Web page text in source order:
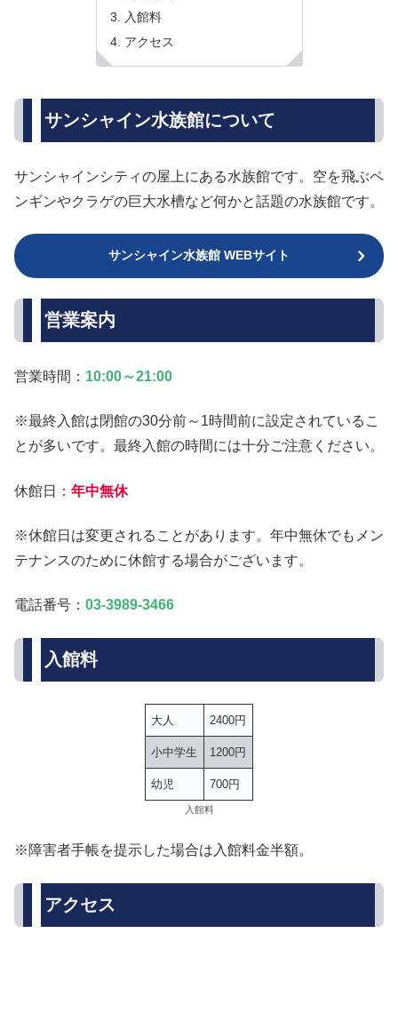
入館料
アクセス
サンシャイン水族館について
サンシャインシティの屋上にある水族館です。空を飛ぶペ
ンギンやクラゲの巨大水槽など何かと話題の水族館です。
サンシャイン水族館 WEBサイト
営業案内
営業時間： 10:00～21:00
※最終入館は閉館の30分前～1時間前に設定されているこ
とが多いです。最終入館の時間には十分ご注意ください。
休館日： 年中無休
※休館日は変更されることがあります。年中無休でもメン
テナンスのために休館する場合がございます。
電話番号： 03-3989-3466
入館料
大人 2400円
小中学生 1200円
幼児 700円
入館料
※障害者手帳を提示した場合は入館料金半額。
アクセス